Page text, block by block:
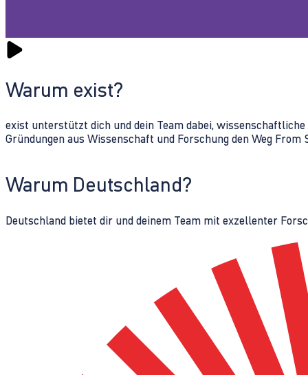
Warum exist?
exist unterstützt dich und dein Team dabei,
Gründungen aus Wissenschaft und Forschung den Weg From
Warum Deutschland?
Deutschland bietet dir und deinem Team mit exzellenter